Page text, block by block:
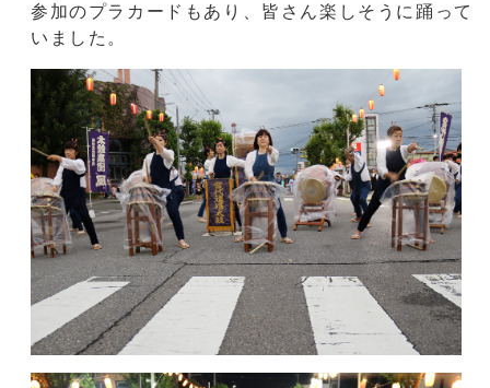
参加のプラカードもあり、皆さん楽しそうに踊って
いました。